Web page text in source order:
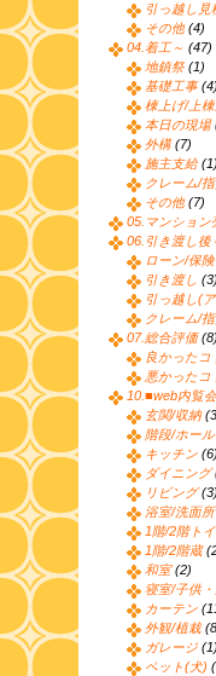
引っ越し見
その他 (4)
04.着工～ (47)
地鎮祭 (1)
基礎工事(4)
棟上げ/上
本日の現場
外構(7)
施主支給(1)
クレーム/
その他 (7)
05.マンション
06.引き渡し後
ローン/保険
引き渡し (3)
引っ越し(
クレーム/
07.総合評価(8)
良かったコ
悪かったコ
10.■web内覧
玄関/収納
階段/ホール
キッチン (6)
ダイニング
リビング(3)
浴室/洗面所
1階/2階ト
1階/2階蔵
和室(2)
寝室/子供
カーテン
外観/植栽
ガレージ (1)
ペット(犬)